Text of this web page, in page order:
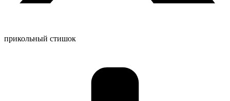
прикольный стишок